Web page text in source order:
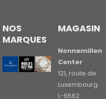
NOS
MARQUES
MAGASIN
Nonnemillen
Center
121, route de
Luxembourg
L-6562